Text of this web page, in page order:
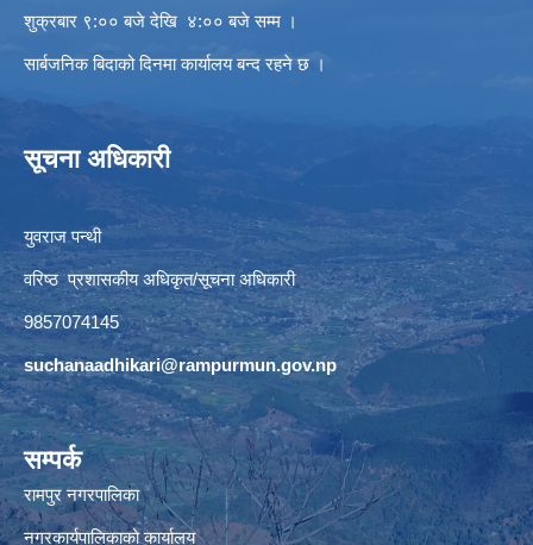
शुक्रबार ९:०० बजे देखि ४:०० बजे सम्म ।
सार्बजनिक बिदाको दिनमा कार्यालय बन्द रहने छ ।
सूचना अधिकारी
युवराज पन्थी
वरिष्ठ प्रशासकीय अधिकृत/सूचना अधिकारी
9857074145
suchanaadhikari@rampurmun.gov.np
सम्पर्क
रामपुर नगरपालिका
नगरकार्यपालिकाको कार्यालय